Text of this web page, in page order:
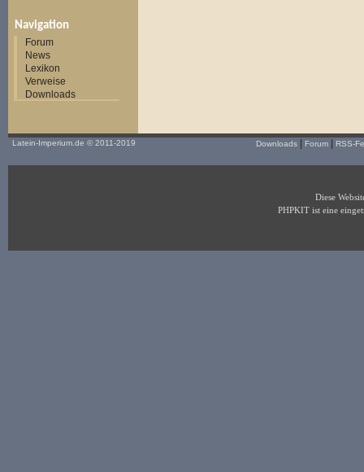
Navigation
Forum
News
Lexikon
Verweise
Downloads
Latein-Imperium.de © 2011-2019 Downloads Forum RSS-
Diese
PHPKIT ist eine